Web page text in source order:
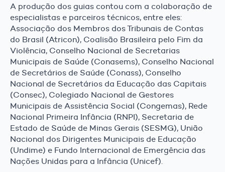
A produção dos guias contou com a colaboração de
especialistas e parceiros técnicos, entre eles:
Associação dos Membros dos Tribunais de Contas
do Brasil (Atricon), Coalisão Brasileira pelo Fim da
Violência, Conselho Nacional de Secretarias
Municipais de Saúde (Conasems), Conselho Nacional
de Secretários de Saúde (Conass), Conselho
Nacional de Secretários da Educação das Capitais
(Consec), Colegiado Nacional de Gestores
Municipais de Assistência Social (Congemas), Rede
Nacional Primeira Infância (RNPI), Secretaria de
Estado de Saúde de Minas Gerais (SESMG), União
Nacional dos Dirigentes Municipais de Educação
(Undime) e Fundo Internacional de Emergência das
Nações Unidas para a Infância (Unicef).